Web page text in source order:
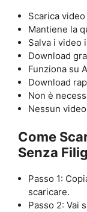
Scarica
Mantiene la
Salva i video
Download
Funziona su
Download
Non è
Nessun
Come
Senza
Passo 1:
scaricare.
Passo 2: Vai